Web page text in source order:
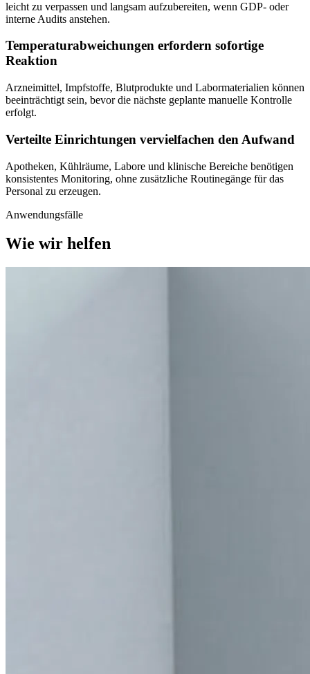
leicht zu verpassen und langsam aufzubereiten, wenn GDP- oder
interne Audits anstehen.
Temperaturabweichungen erfordern sofortige
Reaktion
Arzneimittel, Impfstoffe, Blutprodukte und Labormaterialien können
beeinträchtigt sein, bevor die nächste geplante manuelle Kontrolle
erfolgt.
Verteilte Einrichtungen vervielfachen den Aufwand
Apotheken, Kühlräume, Labore und klinische Bereiche benötigen
konsistentes Monitoring, ohne zusätzliche Routinegänge für das
Personal zu erzeugen.
Anwendungsfälle
Wie wir helfen